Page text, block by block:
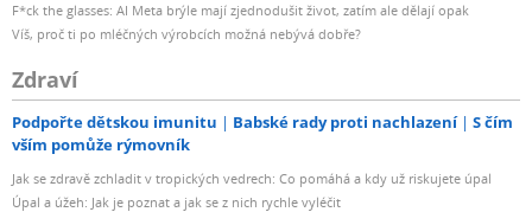
F*ck the glasses: AI Meta brýle mají zjednodušit život, zatím ale dělají opak
Víš, proč ti po mléčných výrobcích možná nebývá dobře?
Zdraví
Podpořte dětskou imunitu Babské rady proti nachlazení
S čím
vším pomůže rýmovník
Jak se zdravě zchladit v tropických vedrech: Co pomáhá a kdy už riskujete úpal
Úpal a úžeh: Jak je poznat a jak se z nich rychle vyléčit